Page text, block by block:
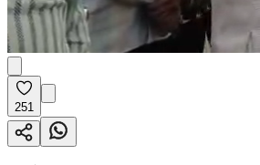
251